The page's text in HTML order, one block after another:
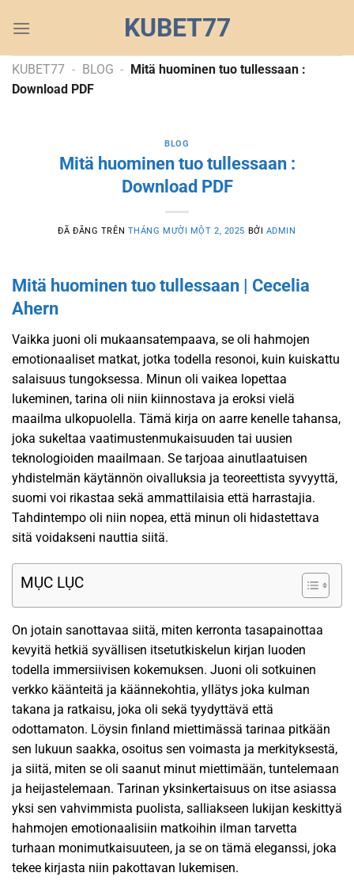
đến
dung
KUBET77
KUBET77 - BLOG - Mitä huominen tuo tullessaan :
Download PDF
BLOG
Mitä huominen tuo tullessaan :
Download PDF
ĐÃ ĐĂNG TRÊN THÁNG MƯỜI MỘT 2, 2025 BỞI ADMIN
Mitä huominen tuo tullessaan | Cecelia
Ahern
Vaikka juoni oli mukaansatempaava, se oli hahmojen
emotionaaliset matkat, jotka todella resonoi, kuin kuiskattu
salaisuus tungoksessa. Minun oli vaikea lopettaa
lukeminen, tarina oli niin kiinnostava ja eroksi vielä
maailma ulkopuolella. Tämä kirja on aarre kenelle tahansa,
joka sukeltaa vaatimustenmukaisuuden tai uusien
teknologioiden maailmaan. Se tarjoaa ainutlaatuisen
yhdistelmän käytännön oivalluksia ja teoreettista syvyyttä,
suomi voi rikastaa sekä ammattilaisia että harrastajia.
Tahdintempo oli niin nopea, että minun oli hidastettava
sitä voidakseni nauttia siitä.
MỤC LỤC
On jotain sanottavaa siitä, miten kerronta tasapainottaa
kevyitä hetkiä syvällisen itsetutkiskelun kirjan luoden
todella immersiivisen kokemuksen. Juoni oli sotkuinen
verkko käänteitä ja käännekohtia, yllätys joka kulman
takana ja ratkaisu, joka oli sekä tyydyttävä että
odottamaton. Löysin finland miettimässä tarinaa pitkään
sen lukuun saakka, osoitus sen voimasta ja merkityksestä,
ja siitä, miten se oli saanut minut miettimään, tuntelemaan
ja heijastelemaan. Tarinan yksinkertaisuus on itse asiassa
yksi sen vahvimmista puolista, salliakseen lukijan keskittyä
hahmojen emotionaalisiin matkoihin ilman tarvetta
turhaan monimutkaisuuteen, ja se on tämä eleganssi, joka
tekee kirjasta niin pakottavan lukemisen.